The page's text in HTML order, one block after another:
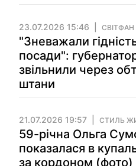
23.07.2026 15:46 СВІТФАН
"Зневажали
посади":
звільнили через
штани
21.07.2026 19:57 СТИЛЬ
59-річна Ольга
показалася в
за кордоном (фото)